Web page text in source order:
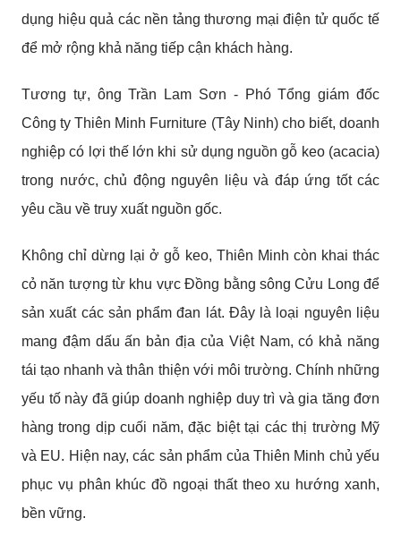
dụng hiệu quả các nền tảng thương mại điện tử quốc tế
để mở rộng khả năng tiếp cận khách hàng.
Tương tự, ông Trần Lam Sơn - Phó Tổng giám đốc
Công ty Thiên Minh Furniture (Tây Ninh) cho biết, doanh
nghiệp có lợi thế lớn khi sử dụng nguồn gỗ keo (acacia)
trong nước, chủ động nguyên liệu và đáp ứng tốt các
yêu cầu về truy xuất nguồn gốc.
Không chỉ dừng lại ở gỗ keo, Thiên Minh còn khai thác
cỏ năn tượng từ khu vực Đồng bằng sông Cửu Long để
sản xuất các sản phẩm đan lát. Đây là loại nguyên liệu
mang đậm dấu ấn bản địa của Việt Nam, có khả năng
tái tạo nhanh và thân thiện với môi trường. Chính những
yếu tố này đã giúp doanh nghiệp duy trì và gia tăng đơn
hàng trong dịp cuối năm, đặc biệt tại các thị trường Mỹ
và EU. Hiện nay, các sản phẩm của Thiên Minh chủ yếu
phục vụ phân khúc đồ ngoại thất theo xu hướng xanh,
bền vững.